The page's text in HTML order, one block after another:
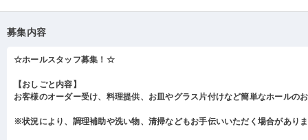
募集内容
☆ホールスタッフ募集！☆
【おしごと内容】
お客様のオーダー受け、料理提供、お皿やグラス片付けなど簡単なホールの
※状況により、調理補助や洗い物、清掃などもお手伝いいただく場合があり